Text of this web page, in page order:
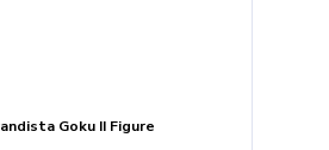
Goku II Figure